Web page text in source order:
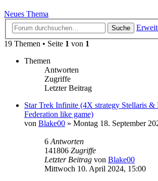
Neues Thema
Suche
19 Themen • Seite 1 von 1
Themen
Antworten
Zugriffe
Letzter Beitrag
Star Trek Infinite (4X strategy Stellaris
Federation like game)
von Blake00 » Montag 18. September
6 Antworten
141806 Zugriffe
Letzter Beitrag von Blake00
Mittwoch 10. April 2024, 15:00